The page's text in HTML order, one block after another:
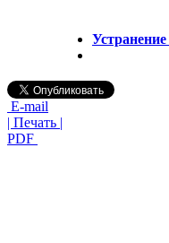
E-mail
| Печать |
PDF